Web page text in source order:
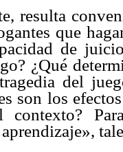
resulta
que
de
¿Qué
del
son los
contexto?